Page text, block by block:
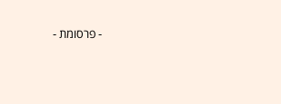
- פרסומת -